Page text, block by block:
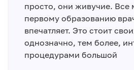
просто, они живучие. Все
первому образованию
впечатляет. Это стоит
однозначно, тем более,
процедурами большой